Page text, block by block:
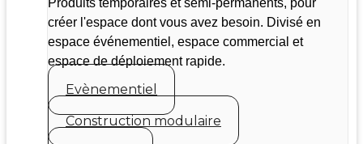
Produits temporaires et semi-permanents, pour
créer l'espace dont vous avez besoin. Divisé en
espace événementiel, espace commercial et
espace de déploiement rapide.
Evènementiel
Construction modulaire